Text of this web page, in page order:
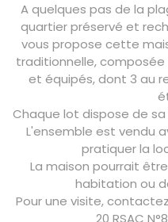
A quelques pas de la
quartier préservé et
vous propose cette
traditionnelle,
et équipés, dont 3 au
Chaque lot dispose de
L'ensemble est vendu
pratiquer la
La maison pourrait
habitation ou
Pour une visite, contactez
20 RSAC